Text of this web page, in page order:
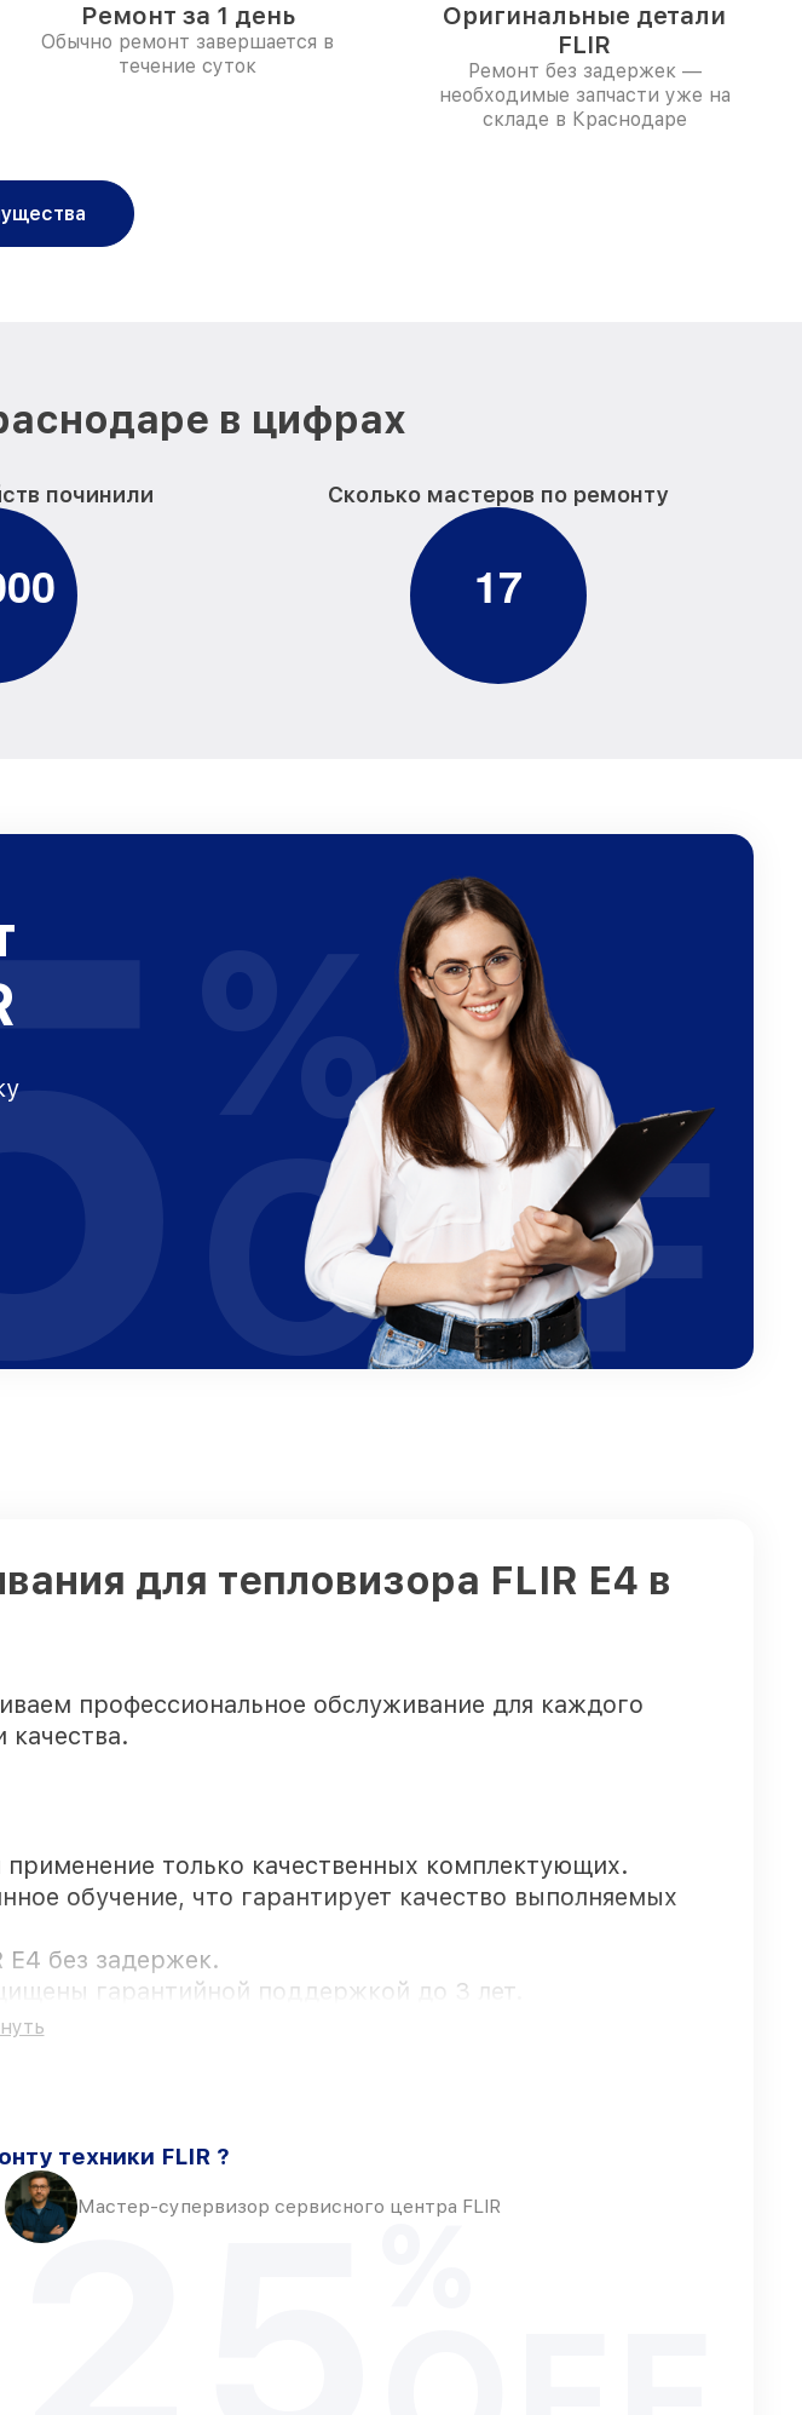
Ремонт за 1 день
Обычно ремонт завершается в
течение суток
Оригинальные детали
FLIR
Ремонт без задержек —
необходимые запчасти уже на
складе в Краснодаре
в цифрах
починили
00
Сколько мастеров по ремонту
17
%
OFF
для тепловизора FLIR E4 в
профессиональное обслуживание для каждого
применение только качественных комплектующих.
обучение, что гарантирует качество выполняемых
E4 без задержек.
гарантийной поддержкой до 3 лет.
остальные поступают оперативно
любые запросы
техники FLIR ?
Мастер-супервизор сервисного центра FLIR
25